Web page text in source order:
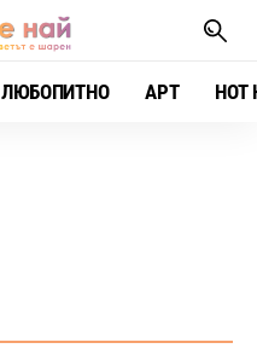
ЛЮБОПИТНО АРТ HOT